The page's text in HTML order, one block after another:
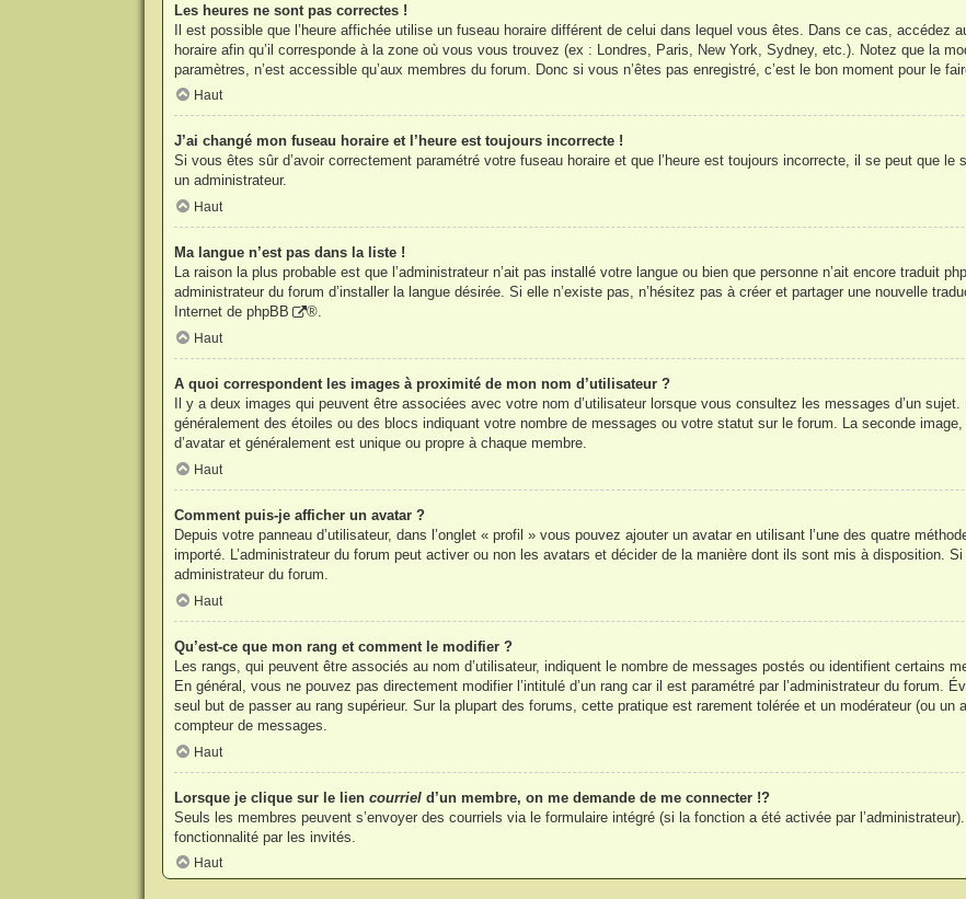
Les heures ne sont pas correctes !
Il est possible que l’heure affichée utilise un fuseau horaire différent de celui dans lequel vous êtes. Dans ce cas, accédez
horaire afin qu’il corresponde à la zone où vous vous trouvez (ex : Londres, Paris, New York, Sydney, etc.). Notez que la
paramètres, n’est accessible qu’aux membres du forum. Donc si vous n’êtes pas enregistré, c’est le bon moment pour le
Haut
J’ai changé mon fuseau horaire et l’heure est toujours incorrecte !
Si vous êtes sûr d’avoir correctement paramétré votre fuseau horaire et que l’heure est toujours incorrecte, il se peut que le
un administrateur.
Haut
Ma langue n’est pas dans la liste !
La raison la plus probable est que l’administrateur n’ait pas installé votre langue ou bien que personne n’ait encore traduit
administrateur du forum d’installer la langue désirée. Si elle n’existe pas, n’hésitez pas à créer et partager une nouvelle
Internet de phpBB ®.
Haut
A quoi correspondent les images à proximité de mon nom d’utilisateur ?
Il y a deux images qui peuvent être associées avec votre nom d’utilisateur lorsque vous consultez les messages d’un sujet.
généralement des étoiles ou des blocs indiquant votre nombre de messages ou votre statut sur le forum. La seconde
d’avatar et généralement est unique ou propre à chaque membre.
Haut
Comment puis-je afficher un avatar ?
Depuis votre panneau d’utilisateur, dans l’onglet « profil » vous pouvez ajouter un avatar en utilisant l’une des quatre
importé. L’administrateur du forum peut activer ou non les avatars et décider de la manière dont ils sont mis à disposition.
administrateur du forum.
Haut
Qu’est-ce que mon rang et comment le modifier ?
Les rangs, qui peuvent être associés au nom d’utilisateur, indiquent le nombre de messages postés ou identifient certains
En général, vous ne pouvez pas directement modifier l’intitulé d’un rang car il est paramétré par l’administrateur du forum.
seul but de passer au rang supérieur. Sur la plupart des forums, cette pratique est rarement tolérée et un modérateur (ou un
compteur de messages.
Haut
Lorsque je clique sur le lien courrield’un membre, on me demande de me connecter !?
Seuls les membres peuvent s’envoyer des courriels via le formulaire intégré (si la fonction a été activée par
fonctionnalité par les invités.
Haut